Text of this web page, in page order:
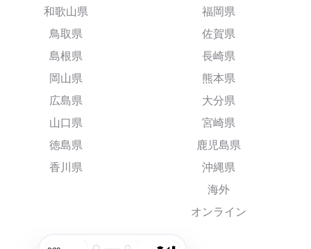
和歌山県
鳥取県
島根県
岡山県
広島県
山口県
徳島県
香川県
福岡県
佐賀県
長崎県
熊本県
大分県
宮崎県
鹿児島県
沖縄県
海外
オンライン